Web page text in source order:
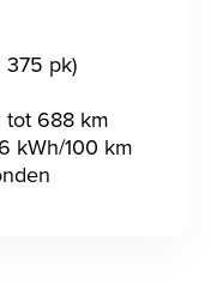
pk)
tot 688 km
kWh/100 km